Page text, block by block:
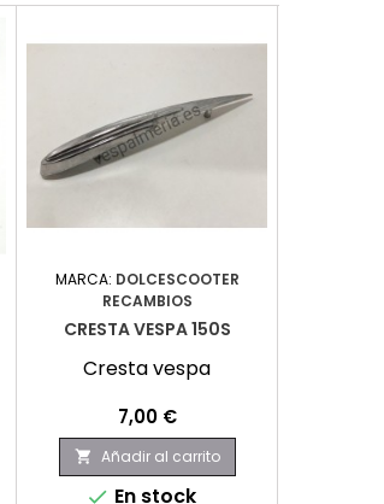
MARCA: DOLCESCOOTER
RECAMBIOS
CRESTA VESPA 150S
Cresta vespa
Precio
7,00 €
 Añadir al carrito
 En stock